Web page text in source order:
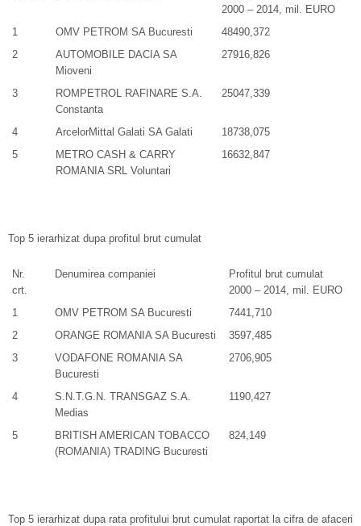
2000 – 2014, mil. EURO
1
OMV PETROM SA Bucuresti
48490,372
2
AUTOMOBILE DACIA SA
Mioveni
27916,826
3
ROMPETROL RAFINARE S.A.
Constanta
25047,339
4 ArcelorMittal Galati SA Galati
18738,075
5
METRO CASH & CARRY
ROMANIA SRL Voluntari
16632,847
Top 5 ierarhizat dupa profitul brut cumulat
Nr.
crt.
Denumirea companiei
Profitul brut cumulat
2000 – 2014, mil. EURO
1
OMV PETROM SA Bucuresti
7441,710
2
ORANGE ROMANIA SA Bucuresti
3597,485
3
VODAFONE ROMANIA SA
Bucuresti
2706,905
4
S.N.T.G.N. TRANSGAZ S.A.
Medias
1190,427
5
BRITISH AMERICAN TOBACCO
(ROMANIA) TRADING Bucuresti
824,149
Top 5 ierarhizat dupa rata profitului brut cumulat raportat la cifra de afaceri